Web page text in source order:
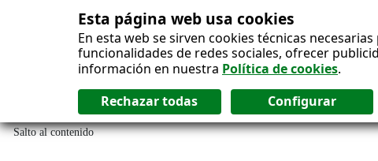
Esta página web usa cookies
En esta web se sirven cookies técnicas
funcionalidades de redes sociales, ofrecer
información en nuestra Política de cookies.
Salto al contenido